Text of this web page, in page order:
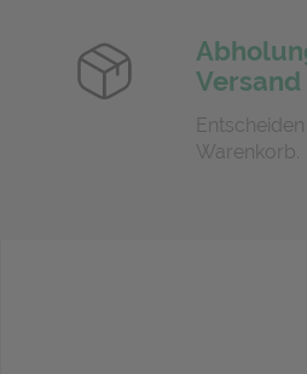
Versand
Warenkorb.